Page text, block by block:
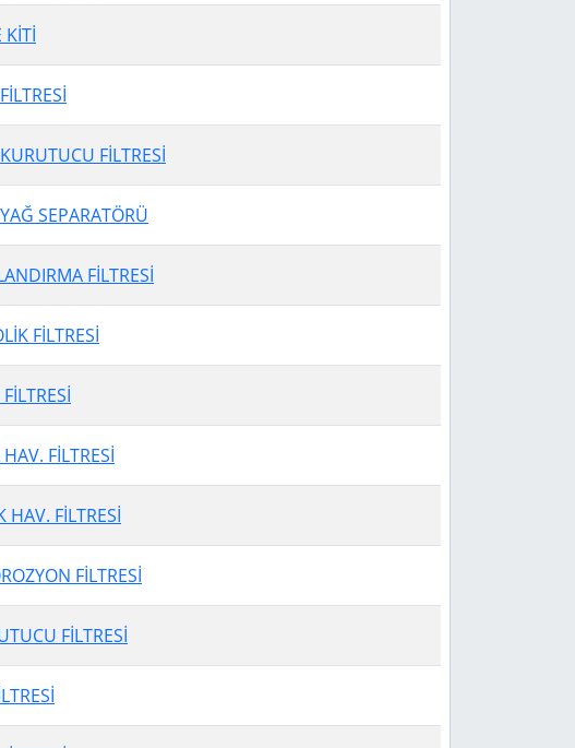
KİTİ
FİLTRESİ
SEPARATÖRÜ
FİLTRESİ
FİLTRESİ
FİLTRESİ
HAV. FİLTRESİ
FİLTRESİ
FİLTRESİ